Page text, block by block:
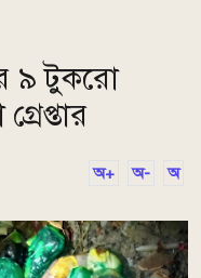
৯ টুকরো
অ+ অ- অ